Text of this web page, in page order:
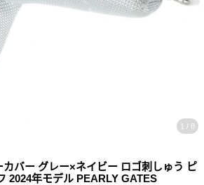
1 / 8
バー グレー×ネイビー ロゴ刺しゅう ピ
2024年モデル PEARLY GATES